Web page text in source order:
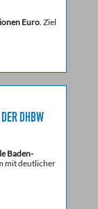
Euro. Ziel
DHBW
Baden-
mit deutlicher